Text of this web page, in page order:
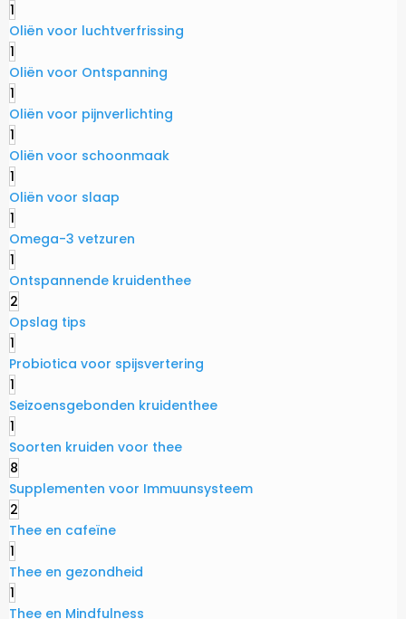
1
Oliën voor luchtverfrissing
1
Oliën voor Ontspanning
1
Oliën voor pijnverlichting
1
Oliën voor schoonmaak
1
Oliën voor slaap
1
Omega-3 vetzuren
1
Ontspannende kruidenthee
2
Opslag tips
1
Probiotica voor spijsvertering
1
Seizoensgebonden kruidenthee
1
Soorten kruiden voor thee
8
Supplementen voor Immuunsysteem
2
Thee en cafeïne
1
Thee en gezondheid
1
Thee en Mindfulness